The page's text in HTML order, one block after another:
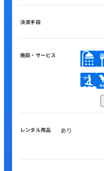
決済手段
施設・サービス
レンタル用品 あり